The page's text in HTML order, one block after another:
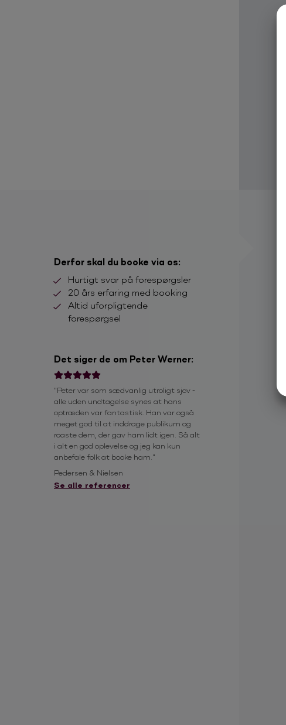
Derfor skal du booke via os:
Hurtigt svar på forespørgsler
20 års erfaring med booking
Altid uforpligtende
forespørgsel
Det siger de om Peter Werner:
"Peter var som sædvanlig utroligt sjov -
alle uden undtagelse synes at hans
optræden var fantastisk. Han var også
meget god til at inddrage publikum og
roaste dem, der gav ham lidt igen. Så alt
i alt en god oplevelse og jeg kan kun
anbefale folk at booke ham."
Pedersen & Nielsen
"Det var super godt,
Se alle referencer